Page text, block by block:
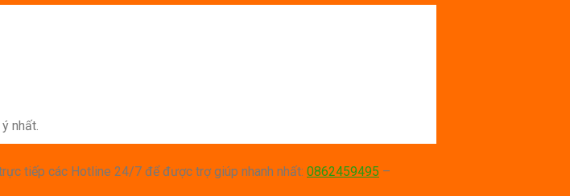
nhất.
tiếp các Hotline 24/7 để được trợ giúp nhanh nhất: 0862459495 –